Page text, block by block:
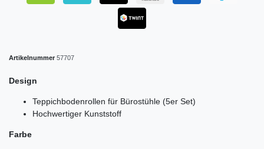
Artikelnummer 57707
Design
Teppichbodenrollen für Bürostühle (5er Set)
Hochwertiger Kunststoff
Farbe